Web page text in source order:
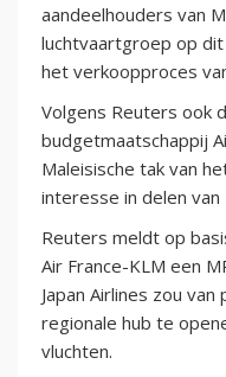
aandeelhouders van
luchtvaartgroep op
het verkoopproces
Volgens Reuters ook
budgetmaatschappij
Maleisische tak van
interesse in delen van
Reuters meldt op
Air France-KLM een
Japan Airlines zou
regionale hub te
vluchten.